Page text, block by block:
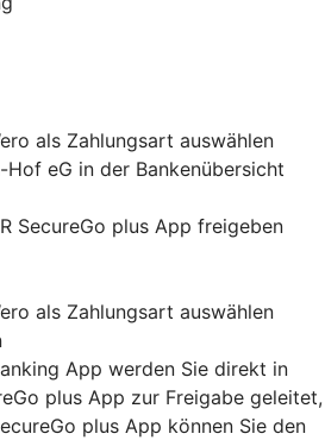
als Zahlungsart auswählen
Hof eG in der Bankenübersicht
SecureGo plus App freigeben
als Zahlungsart auswählen
App werden Sie direkt in
plus App zur Freigabe geleitet,
plus App können Sie den